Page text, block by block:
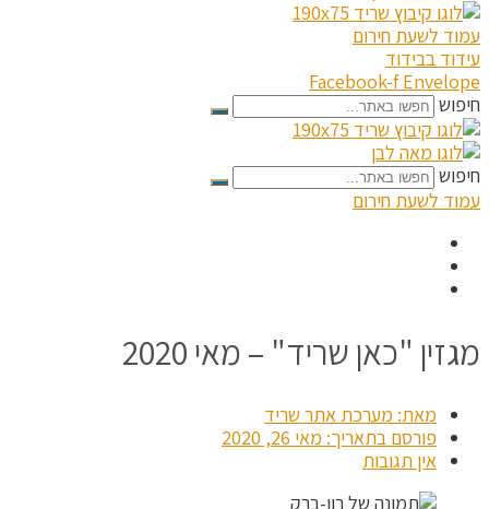
עמוד לשעת חירום
עידוד בבידוד
Facebook-f Envelope
חיפוש
חיפוש
עמוד לשעת חירום
מגזין "כאן שריד" – מאי 2020
מאת: מערכת אתר שריד
פורסם בתאריך: מאי 26, 2020
אין תגובות